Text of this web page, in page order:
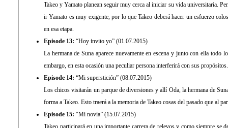
Takeo y Yamato planean seguir muy cerca al iniciar su vida universitaria.
ir Yamato es muy exigente, por lo que Takeo deberá hacer un esfuerzo
en esa etapa.
Episode 13: “Hoy invito yo” (01.07.2015)
La hermana de Suna aparece nuevamente en escena y junto con ella todo
embargo, en esta ocasión una peculiar persona interferirá con sus propósitos.
Episode 14: “Mi superstición” (08.07.2015)
Los chicos visitarán un parque de diversiones y allí Oda, la hermana de
forma a Takeo. Esto traerá a la memoria de Takeo cosas del pasado que al
Episode 15: “Mi novia” (15.07.2015)
Takeo participará en una importante carrera de relevos y como siempre se